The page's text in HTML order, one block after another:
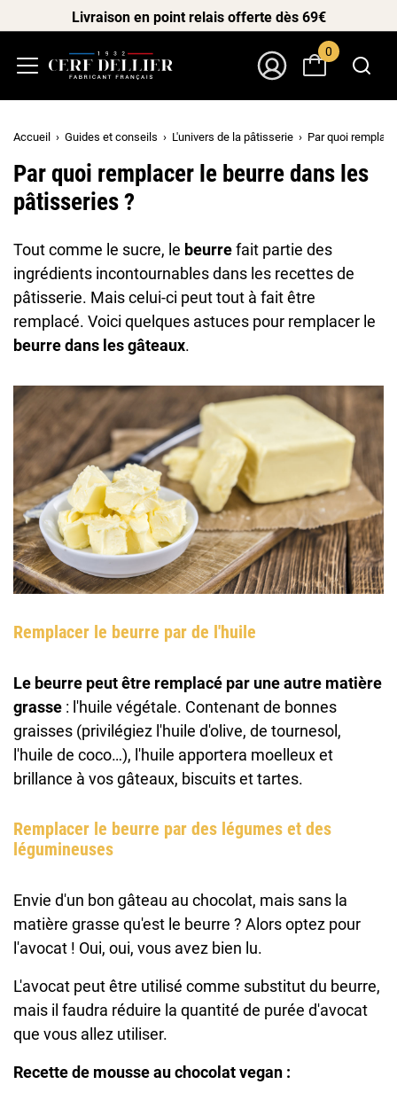
Livraison en point relais offerte dès 69€
0
Accueil Guides et conseils L'univers de la pâtisserie Par quoi
Par quoi remplacer le beurre dans les
pâtisseries ?
Tout comme le sucre, le beurrefait partie des
ingrédients incontournables dans les recettes de
pâtisserie. Mais celui-ci peut tout à fait être
remplacé. Voici quelques astuces pour remplacer le
beurre dans les gâteaux.
Remplacer le beurre par de l'huile
Le beurre peut être remplacé par une autre matière
grasse : l'huile végétale. Contenant de bonnes
graisses (privilégiez l'huile d'olive, de tournesol,
l'huile de coco…), l'huile apportera moelleux et
brillance à vos gâteaux, biscuits et tartes.
Remplacer le beurre par des légumes et des
légumineuses
Envie d'un bon gâteau au chocolat, mais sans la
matière grasse qu'est le beurre ? Alors optez pour
l'avocat ! Oui, oui, vous avez bien lu.
L'avocat peut être utilisé comme substitut du beurre,
mais il faudra réduire la quantité de purée d'avocat
que vous allez utiliser.
Recette de mousse au chocolat vegan :